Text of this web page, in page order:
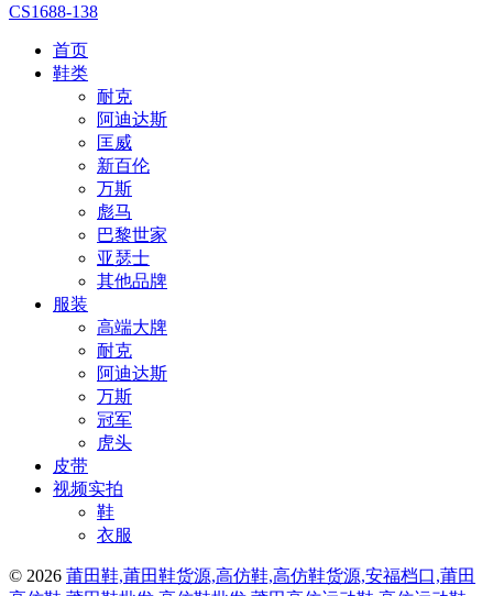
CS1688-138
首页
鞋类
耐克
阿迪达斯
匡威
新百伦
万斯
彪马
巴黎世家
亚瑟士
其他品牌
服装
高端大牌
耐克
阿迪达斯
万斯
冠军
虎头
皮带
视频实拍
鞋
衣服
© 2026 莆田鞋,莆田鞋货源,高仿鞋,高仿鞋货源,安福档口,莆田